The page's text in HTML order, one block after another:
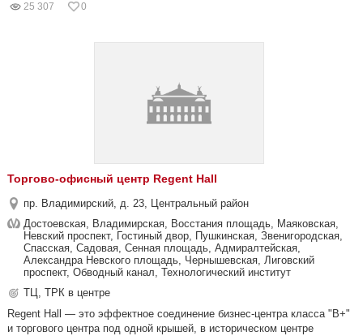
25 307 0
Торгово-офисный центр Regent Hall
пр. Владимирский, д. 23, Центральный район
Достоевская, Владимирская, Восстания площадь, Маяковская,
Невский проспект, Гостиный двор, Пушкинская, Звенигородская,
Спасская, Садовая, Сенная площадь, Адмиралтейская,
Александра Невского площадь, Чернышевская, Лиговский
проспект, Обводный канал, Технологический институт
ТЦ, ТРК в центре
Regent Hall — это эффектное соединение бизнес-центра класса "В+"
и торгового центра под одной крышей, в историческом центре